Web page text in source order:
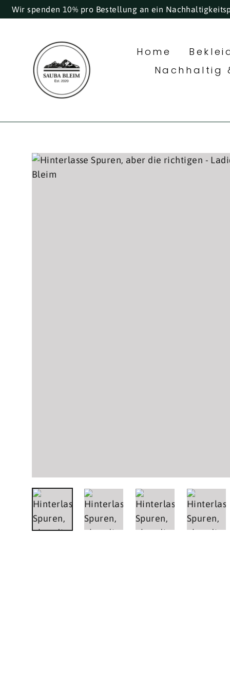
Direkt
zum
Wir spenden 10% pro Bestellung an ein
Home
Nachhaltig